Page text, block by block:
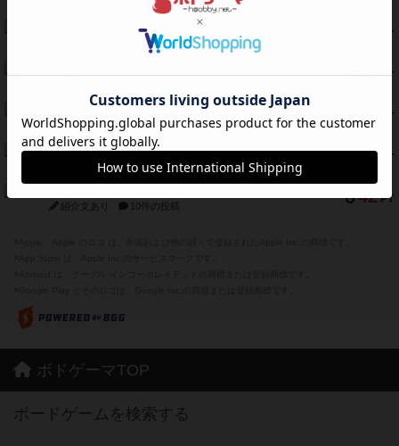
PT
エコーズ・オブ・タイム
8件の投稿
45 PT
PT
紹介文あり 1件の投稿
45 PT
Bitter End ブタペスト救出作戦
紹介文なし 1件の投稿
42 PT
紹介文あり 10件の投稿
ボドゲーマTOP
ボードゲームを検索する